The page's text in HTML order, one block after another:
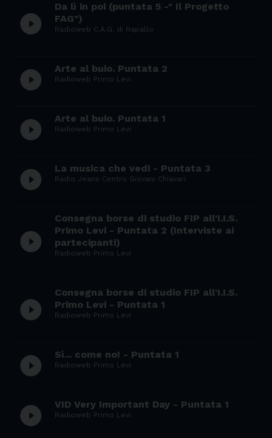
play_circle_filled
Da lì in poi (puntata 5 -" Il Progetto
FAG")
Radioweb C.A.G. di Rapallo
play_circle_filled Arte al buio. Puntata 2
Radioweb Primo Levi
play_circle_filled Arte al buio. Puntata 1
Radioweb Primo Levi
play_circle_filled La musica che vedi - Puntata 3
Radio Jeans Centro Giovani Chiavari
play_circle_filled
Consegna borse di studio FIP all'I.I.S.
Primo Levi - Puntata 2 (Interviste ai
partecipanti)
Radioweb Primo Levi
play_circle_filled
Consegna borse di studio FIP all'I.I.S.
Primo Levi - Puntata 1
Radioweb Primo Levi
play_circle_filled Sì... come no! - Puntata 1
Radioweb Primo Levi
play_circle_filled VID Very Important Day - Puntata 1
Radioweb Primo Levi